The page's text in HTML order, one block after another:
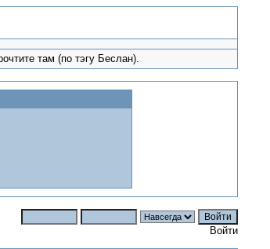
там (по тэгу Беслан).
Войти